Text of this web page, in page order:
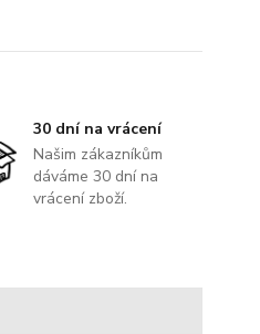
30 dní na vrácení
Našim zákazníkům
dáváme 30 dní na
vrácení zboží.